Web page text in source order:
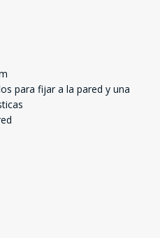
para fijar a la pared y una